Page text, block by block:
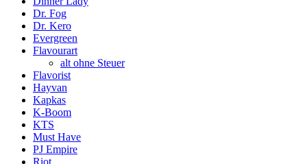
Dr. Fog
Dr. Kero
Evergreen
Flavourart
alt ohne Steuer
Flavorist
Hayvan
Kapkas
K-Boom
KTS
Must Have
PJ Empire
Riot